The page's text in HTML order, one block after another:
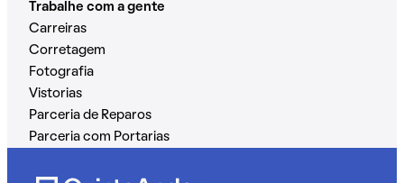
Trabalhe com a gente
Carreiras
Corretagem
Fotografia
Vistorias
Parceria de Reparos
Parceria com Portarias